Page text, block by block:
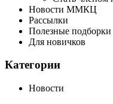
Новости ММКЦ
Рассылки
Полезные подборки
Для новичков
Категории
Новости